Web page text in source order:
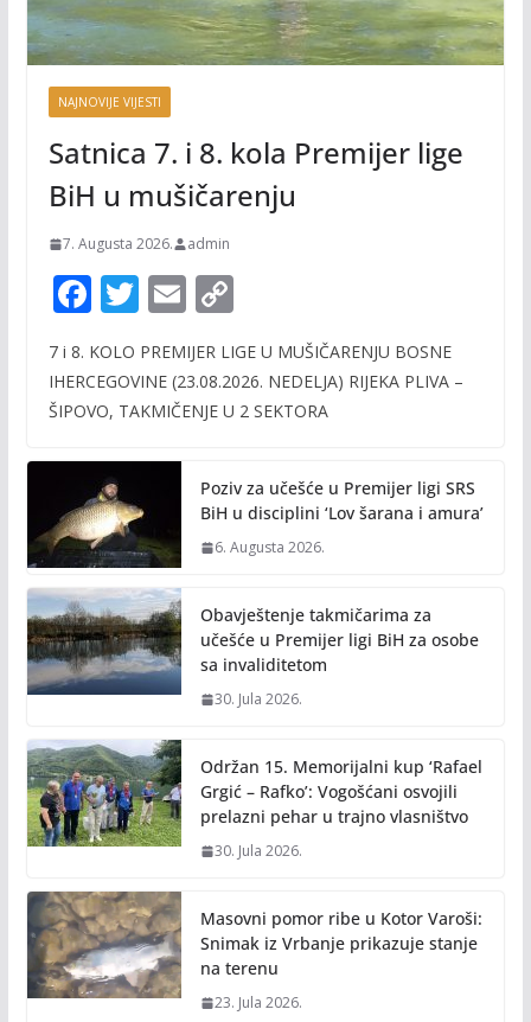
NAJNOVIJE VIJESTI
Satnica 7. i 8. kola Premijer lige
BiH u mušičarenju
7. Augusta 2026. admin
F
e
b
o
k
T
itt
er
E
ai
l
C
p
y
n
k
7 i 8. KOLO PREMIJER LIGE U MUŠIČARENJU BOSNE
IHERCEGOVINE (23.08.2026. NEDELJA) RIJEKA PLIVA –
ŠIPOVO, TAKMIČENJE U 2 SEKTORA
Poziv za učešće u Premijer ligi SRS
BiH u disciplini ‘Lov šarana i amura’
6. Augusta 2026.
Obavještenje takmičarima za
učešće u Premijer ligi BiH za osobe
sa invaliditetom
30. Jula 2026.
Održan 15. Memorijalni kup ‘Rafael
Grgić – Rafko’: Vogošćani osvojili
prelazni pehar u trajno vlasništvo
30. Jula 2026.
Masovni pomor ribe u Kotor Varoši:
Snimak iz Vrbanje prikazuje stanje
na terenu
23. Jula 2026.